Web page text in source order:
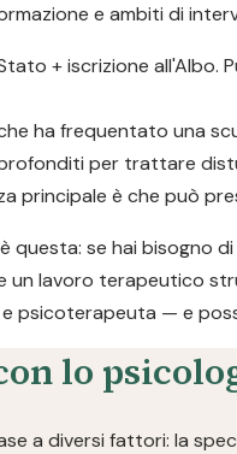
e ambiti di
+ iscrizione
ha frequentato una
per trattare
principale è che può
questa: se hai bisogno
un lavoro terapeutico
psicoterapeuta — e
lo
a diversi fattori: la